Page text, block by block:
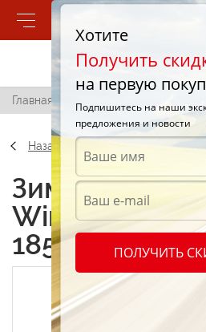
Позвонить
Главная / Hankook Winter I*Pike
Назад
Зимние шины
Winter I*Pike
185/65 R14
Хотите
Получить
на первую
Подпишитесь на наши
предложения и новости
ПОЛУЧИТЬ